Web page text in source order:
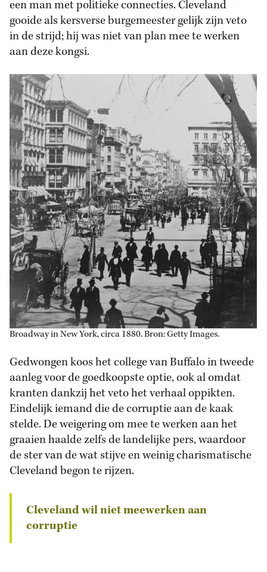
een man met politieke connecties. Cleveland
gooide als kersverse burgemeester gelijk zijn veto
in de strijd; hij was niet van plan mee te werken
aan deze kongsi.
Broadway in New York, circa 1880. Bron: Getty Images.
Gedwongen koos het college van Buffalo in tweede
aanleg voor de goedkoopste optie, ook al omdat
kranten dankzij het veto het verhaal oppikten.
Eindelijk iemand die de corruptie aan de kaak
stelde. De weigering om mee te werken aan het
graaien haalde zelfs de landelijke pers, waardoor
de ster van de wat stijve en weinig charismatische
Cleveland begon te rijzen.
Cleveland wil niet meewerken aan
corruptie